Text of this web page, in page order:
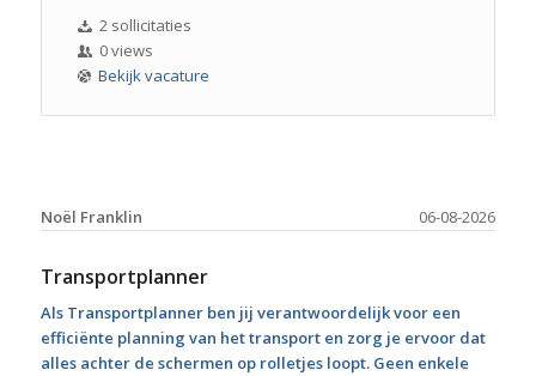
2 sollicitaties
0 views
Bekijk vacature
06-08-2026
Noël Franklin
Transportplanner
Als Transportplanner ben jij verantwoordelijk voor een
efficiënte planning van het transport en zorg je ervoor dat
alles achter de schermen op rolletjes loopt. Geen enkele